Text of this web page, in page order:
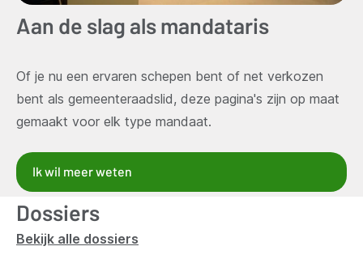
Aan de slag als mandataris
Of je nu een ervaren schepen bent of net verkozen
bent als gemeenteraadslid, deze pagina's zijn op maat
gemaakt voor elk type mandaat.
Ik wil meer weten
Dossiers
Bekijk alle dossiers